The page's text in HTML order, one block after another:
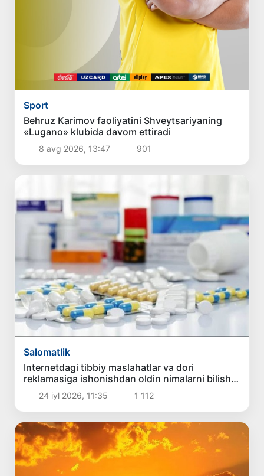
Sport
Behruz Karimov faoliyatini Shveytsariyaning
«Lugano» klubida davom ettiradi
8 avg 2026, 13:47 901
Salomatlik
Internetdagi tibbiy maslahatlar va dori
reklamasiga ishonishdan oldin nimalarni bilish
kerak?
24 iyl 2026, 11:35 1 112